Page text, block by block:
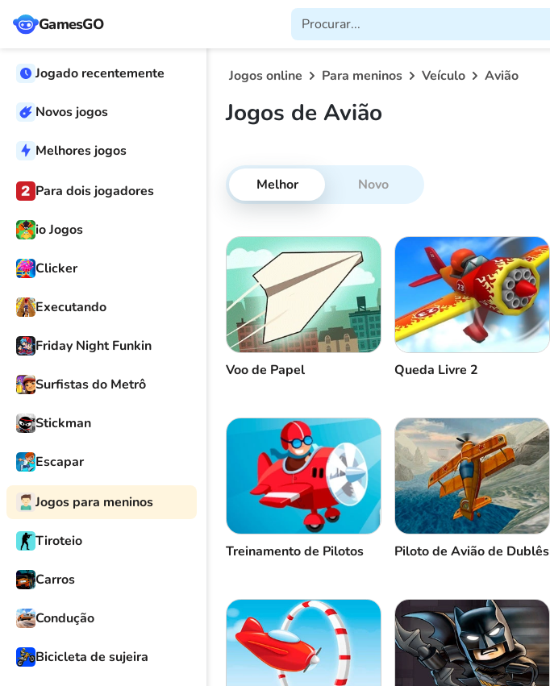
GamesGO
Jogado recentemente
Novos jogos
Melhores jogos
Para dois jogadores
io Jogos
Clicker
Executando
Friday Night Funkin
Surfistas do Metrô
Stickman
Escapar
Jogos para meninos
Tiroteio
Carros
Condução
Bicicleta de sujeira
Jogos online Para meninos Veículo Avião
Jogos de Avião
Melhor Novo
Voo de Papel Queda Livre 2
Treinamento de Pilotos Piloto de Avião de Dublês